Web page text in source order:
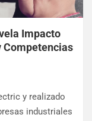
Impacto
Competencias
y realizado
industriales